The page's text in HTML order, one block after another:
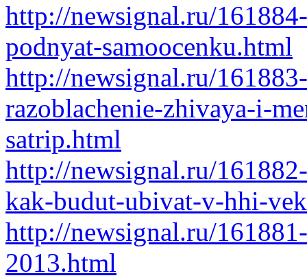
http://newsignal.ru/
podnyat-samoocenku.html
http://newsignal.ru/
razoblachenie-zhivaya-i-
satrip.html
http://newsignal.ru/
kak-budut-ubivat-v-hhi-
http://newsignal.ru/
2013.html